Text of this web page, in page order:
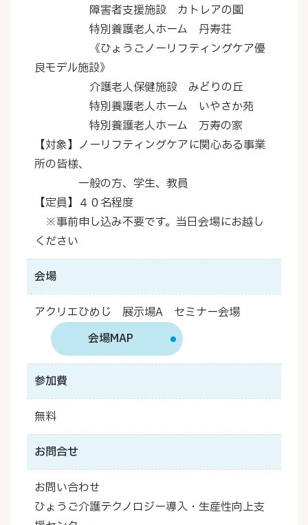
障害者支援施設 カトレアの園
特別養護老人ホーム 丹寿荘
《ひょうごノーリフティングケア優
良モデル施設》
介護老人保健施設 みどりの丘
特別養護老人ホーム いやさか苑
特別養護老人ホーム 万寿の家
【対象】ノーリフティングケアに関心ある事業
所の皆様、
一般の方、学生、教員
【定員】４０名程度
※事前申し込み不要です。当日会場にお越し
ください
会場
アクリエひめじ 展示場A セミナー会場
会場MAP
参加費
無料
お問合せ
お問い合わせ
ひょうご介護テクノロジー導入・生産性向上支